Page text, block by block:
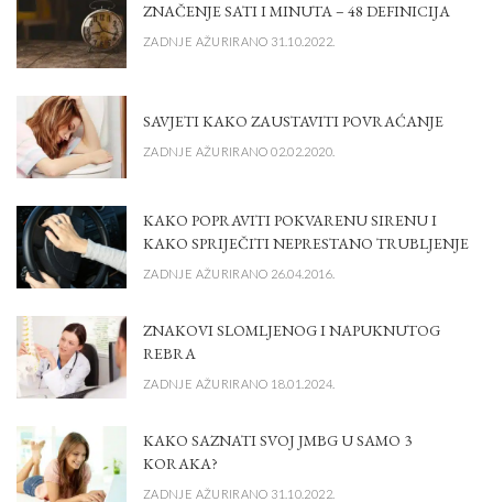
ZNAČENJE SATI I MINUTA – 48 DEFINICIJA
ZADNJE AŽURIRANO 31.10.2022.
SAVJETI KAKO ZAUSTAVITI POVRAĆANJE
ZADNJE AŽURIRANO 02.02.2020.
KAKO POPRAVITI POKVARENU SIRENU I
KAKO SPRIJEČITI NEPRESTANO TRUBLJENJE
ZADNJE AŽURIRANO 26.04.2016.
ZNAKOVI SLOMLJENOG I NAPUKNUTOG
REBRA
ZADNJE AŽURIRANO 18.01.2024.
KAKO SAZNATI SVOJ JMBG U SAMO 3
KORAKA?
ZADNJE AŽURIRANO 31.10.2022.